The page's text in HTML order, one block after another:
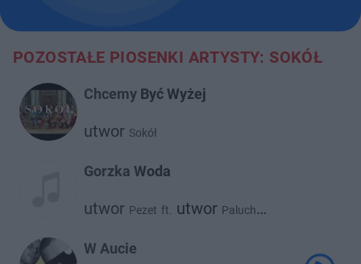
POZOSTAŁE PIOSENKI ARTYSTY: SOKÓŁ
Chcemy Być Wyżej
utwor Sokół
Gorzka Woda
utwor Pezet ft. utwor Paluch
utwor
W Aucie